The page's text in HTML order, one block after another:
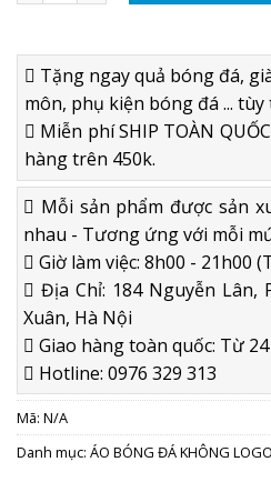
Tặng ngay quả bóng đá,
môn, phụ kiện bóng đá ...
Miễn phí SHIP TOÀN
hàng trên 450k.
Mỗi sản phẩm được sản
nhau - Tương ứng với mỗi
Giờ làm việc: 8h00 - 21h00
Địa Chỉ: 184 Nguyễn Lân,
Xuân, Hà Nội
Giao hàng toàn quốc: Từ
Hotline: 0976 329 313
Mã: N/A
Danh mục: ÁO BÓNG ĐÁ KHÔNG LOGO